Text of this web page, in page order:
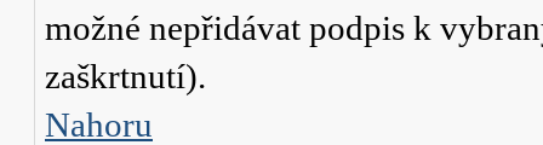
možné nepřidávat podpis k
zaškrtnutí).
Nahoru